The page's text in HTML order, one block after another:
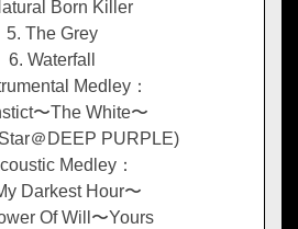
Born Killer
5. The Grey
6. Waterfall
Medley：
〜The White〜
＠DEEP PURPLE)
Medley：
Darkest Hour〜
Of Will〜Yours